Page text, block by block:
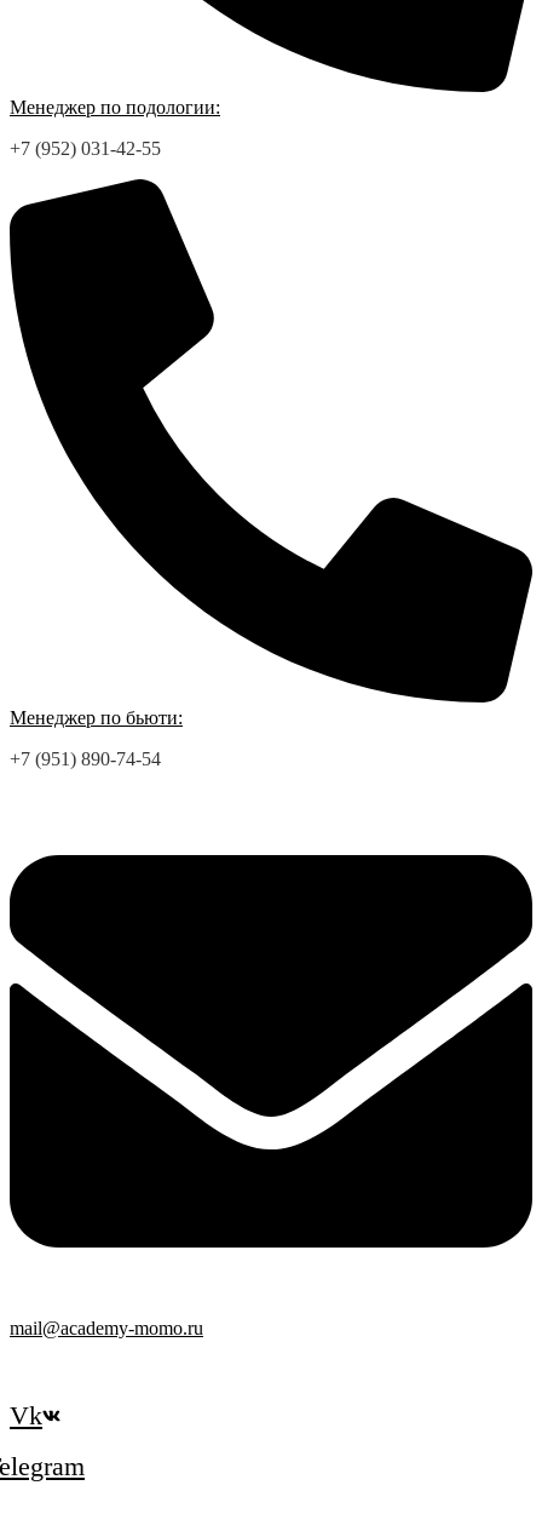
Менеджер по подологии:
+7 (952) 031-42-55
Менеджер по бьюти:
+7 (951) 890-74-54
mail@academy-momo.ru
Vk